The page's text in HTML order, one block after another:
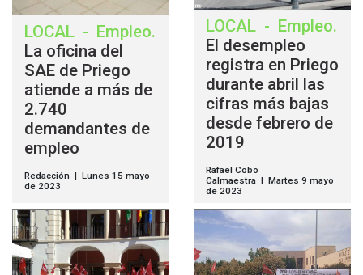
LOCAL - Empleo.
La oficina del
SAE de Priego
atiende a más de
2.740
demandantes de
empleo
Redacción | Lunes 15 mayo
de 2023
LOCAL - Empleo.
El desempleo
registra en Priego
durante abril las
cifras más bajas
desde febrero de
2019
Rafael Cobo
Calmaestra | Martes 9 mayo
de 2023